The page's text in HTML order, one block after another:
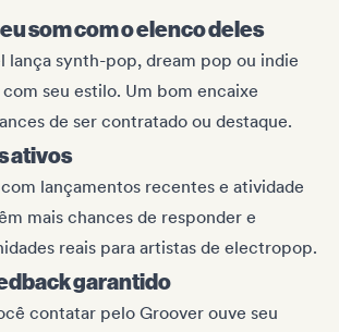
som com o elenco deles
lança synth-pop, dream pop ou indie
seu estilo. Um bom encaixe
de ser contratado ou destaque.
ativos
lançamentos recentes e atividade
mais chances de responder e
reais para artistas de electropop.
garantido
contatar pelo Groover ouve seu